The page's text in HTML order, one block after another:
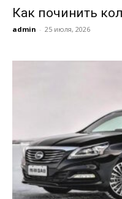
Как починить
admin - 25 июля, 2026